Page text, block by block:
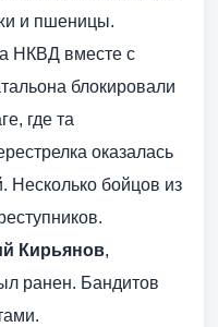
и пшеницы.
НКВД вместе с
блокировали
где та
оказалась
Несколько бойцов из
Кирьянов,
ранен. Бандитов